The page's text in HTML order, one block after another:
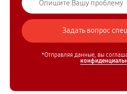
*Отправляя данные, вы